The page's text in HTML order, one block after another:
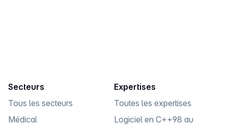
Secteurs
Tous les secteurs
Médical
Expertises
Toutes les expertises
Logiciel en C++98 au